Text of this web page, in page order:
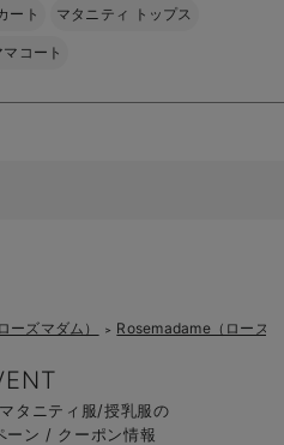
ート マタニティ トップス
コート
ーズマダム） ＞ Rosemadame（ローズ
タニティ服/授乳服の
ーン / クーポン情報